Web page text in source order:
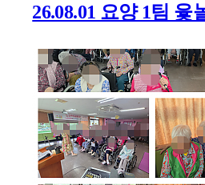
26.08.01 요양 1팀 윷